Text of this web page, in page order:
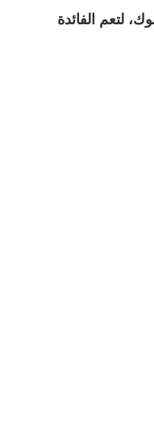
لتعم الفائدة